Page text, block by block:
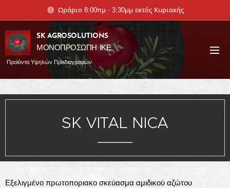
Ωράριο 8:00πμ - 3:30μμ εκτός Κυριακής
SK AGROSOLUTIONS
ΜΟΝΟΠΡΟΣΩΠΗ ΙΚΕ
Προϊόντα Υψηλών Προδιαγραφών
SK VITAL NICA
Εξελιγμένο πρωτοποριακο σκεύασμα αμιδικού αζώτου